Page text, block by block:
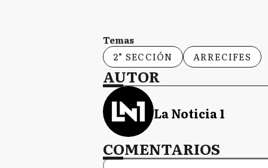
Temas
2° SECCIÓN
ARRECIFES
AUTOR
La Noticia 1
COMENTARIOS